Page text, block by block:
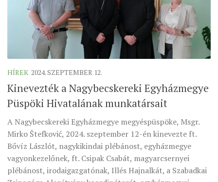
PÜSPÖKI DEKRÉTUM
ZSINATI IMA
ZSINAT MOTTÓJA, LOGÓJA
ZSINATI IRODA
KOORDINÁLÓ BIZOTTSÁG
ZSINATI TAGOK
MUNKADOKUMENTUMOK
ZSINATI HÍREK-ÚJSÁG
PASZTORÁLSZOCIOLÓGIAI FELMÉRÉS
KISKORÚAK VÉDELME
„GYERMEKVÉDELMI” KIHÍVÁSOK KÁNONJOGI
MEGKÖZELÍTÉSBEN
HÍREK 2024. SZEPTEMBER 12.
Kinevezték a Nagybecskereki Egyházmegye
Püspöki Hivatalának munkatársait
A Nagybecskereki Egyházmegye megyéspüspöke, Msgr.
Mirko Štefković, 2024. szeptember 12-én kinevezte ft.
Bővíz Lászlót, nagykikindai plébánost, egyházmegye
vagyonkezelőnek, ft. Csipak Csabát, magyarcsernyei
plébánost, irodaigazgatónak, Illés Hajnalkát, a Szabadkai